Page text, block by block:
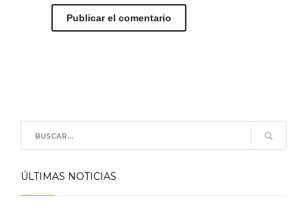
ÚLTIMAS NOTICIAS